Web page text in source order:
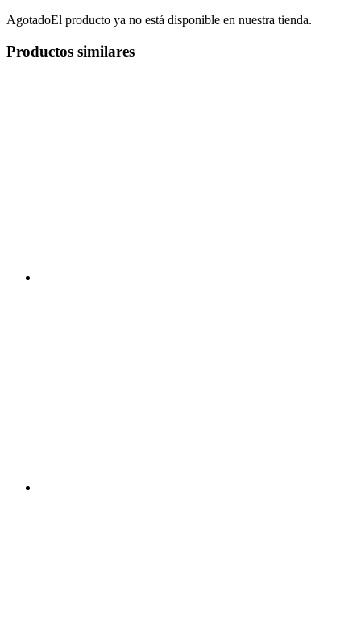
AgotadoEl producto ya no está disponible en nuestra tienda.
Productos similares